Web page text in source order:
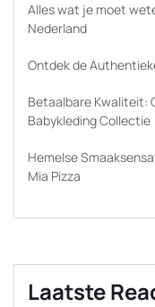
Alles wat je moet
Nederland
Ontdek de
Betaalbare Kwaliteit:
Babykleding Collectie
Hemelse
Mia Pizza
Laatste